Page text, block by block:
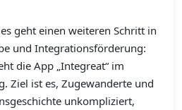
geht einen weiteren Schritt in
und Integrationsförderung:
die App „Integreat“ im
Ziel ist es, Zugewanderte und
unkompliziert,